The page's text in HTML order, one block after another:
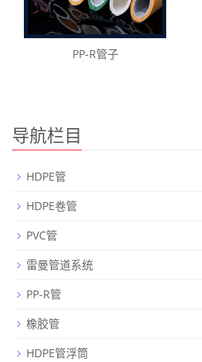
PP-R管子
导航栏目
HDPE管
HDPE卷管
PVC管
雷曼管道系统
PP-R管
橡胶管
HDPE管浮筒